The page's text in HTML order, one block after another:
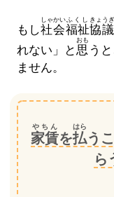
もし社会
しゃかい
福祉
ふくし
協
きょう
れない」と思
おも
うと
ません。
家賃
やちん
を払
はら
う
ら